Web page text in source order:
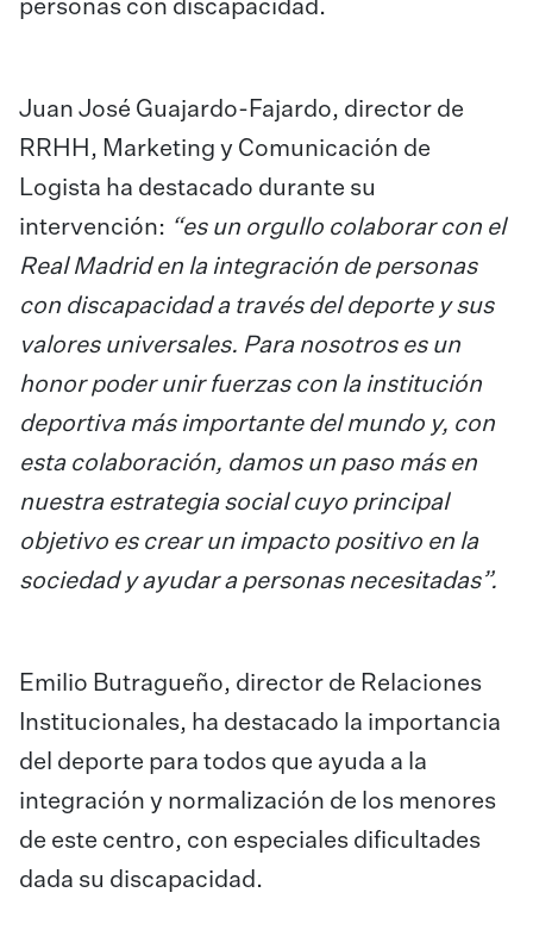
personas con discapacidad.
Juan José Guajardo-Fajardo, director de
RRHH, Marketing y Comunicación de
Logista ha destacado durante su
intervención: “es un orgullo colaborar con el
Real Madrid en la integración de personas
con discapacidad a través del deporte y sus
valores universales. Para nosotros es un
honor poder unir fuerzas con la institución
deportiva más importante del mundo y, con
esta colaboración, damos un paso más en
nuestra estrategia social cuyo principal
objetivo es crear un impacto positivo en la
sociedad y ayudar a personas necesitadas”.
Emilio Butragueño, director de Relaciones
Institucionales, ha destacado la importancia
del deporte para todos que ayuda a la
integración y normalización de los menores
de este centro, con especiales dificultades
dada su discapacidad.